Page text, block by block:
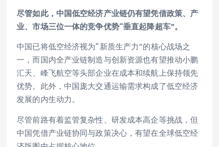
尽管如此，中国低空经济产业链仍有望凭借政策、产
业、市场三位一体的竞争优势“垂直起降超车”。
中国已将低空经济视为“新质生产力”的核心战场之
一，而国内全产业链制造与创新资源也有望推动小鹏
汇天、峰飞航空等头部企业在成本和续航上保持领先
优势。此外，中国庞大交通运输需求构成了低空经济
发展的内生动力。
尽管前路有着监管复杂性、研发成本高企等挑战，但
中国凭借产业链协同与政策决心，有望在全球低空经